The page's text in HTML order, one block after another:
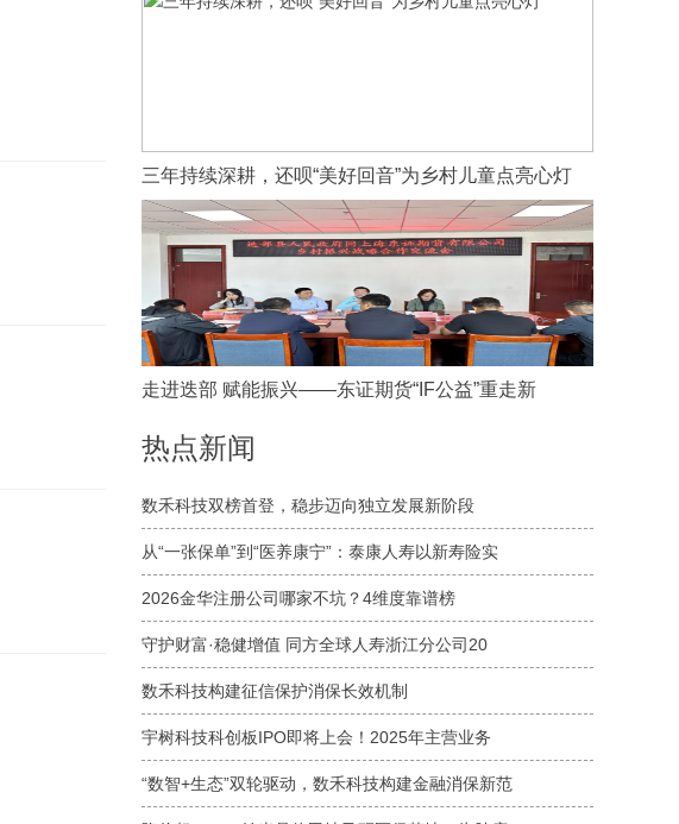
三年持续深耕，还呗“美好回音”为乡村儿童点亮心灯
走进迭部 赋能振兴——东证期货“IF公益”重走新
热点新闻
数禾科技双榜首登，稳步迈向独立发展新阶段
从“一张保单”到“医养康宁”：泰康人寿以新寿险实
2026金华注册公司哪家不坑？4维度靠谱榜
守护财富·稳健增值 同方全球人寿浙江分公司20
数禾科技构建征信保护消保长效机制
宇树科技科创板IPO即将上会！2025年主营业务
“数智+生态”双轮驱动，数禾科技构建金融消保新范